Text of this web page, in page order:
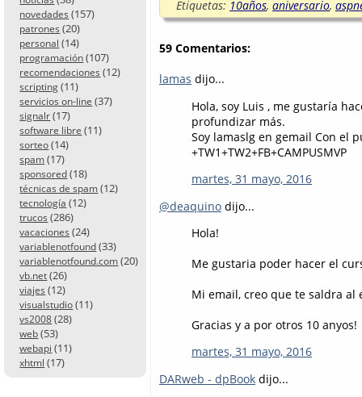
novedades (157)
patrones (20)
personal (14)
programación (107)
recomendaciones (12)
scripting (11)
servicios on-line (37)
signalr (17)
software libre (11)
sorteo (14)
spam (17)
sponsored (18)
técnicas de spam (12)
tecnología (12)
trucos (286)
vacaciones (24)
variablenotfound (33)
variablenotfound.com (20)
vb.net (26)
viajes (12)
visualstudio (11)
vs2008 (28)
web (53)
webapi (11)
xhtml (17)
Etiquetas: 10años, aniversario,
59 Comentarios:
lamas dijo...
Hola, soy Luis , me gustaría
profundizar más.
Soy lamaslg en gemail Con el
+TW1+TW2+FB+CAMPUSMVP
martes, 31 mayo, 2016
@deaquino dijo...
Hola!
Me gustaria poder hacer el
Mi email, creo que te saldra al
Gracias y a por otros 10 anyos!
martes, 31 mayo, 2016
DARweb - dpBook dijo...